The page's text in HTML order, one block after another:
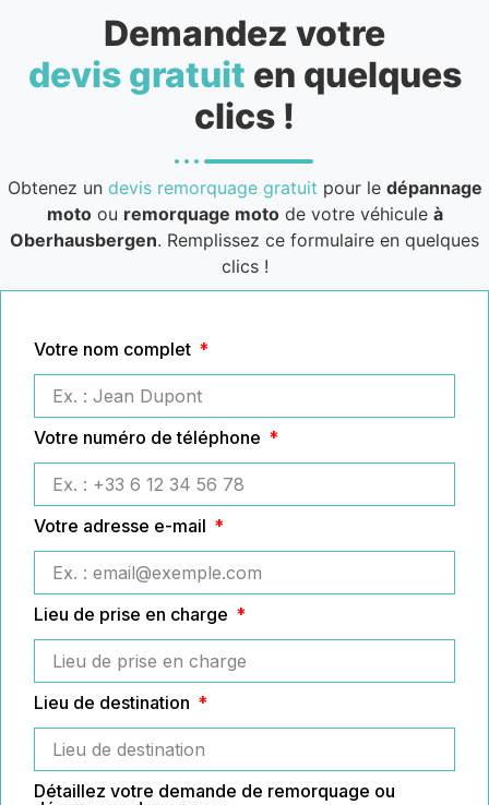
Demandez votre
devis gratuit en quelques
clics !
Obtenez un devis remorquage gratuit pour le dépannage
motoou remorquage motode votre véhicule à
Oberhausbergen. Remplissez ce formulaire en quelques
clics !
Votre nom complet
Votre numéro de téléphone
Votre adresse e-mail
Lieu de prise en charge
Lieu de destination
Détaillez votre demande de remorquage ou